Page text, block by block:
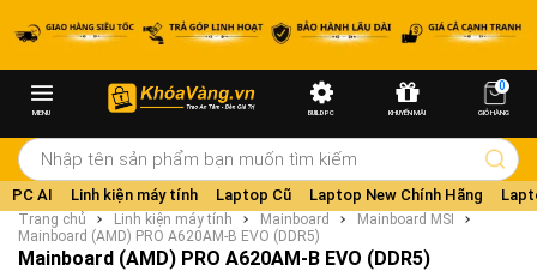
MENU BUILD PC KHUYẾN MÃI
0
GIỎ HÀNG
PC AI Linh kiện máy tính Laptop Cũ Laptop New Chính Hãng
Trang chủ Linh kiện máy tính Mainboard
Mainboard MSI
Mainboard (AMD) PRO A620AM-B EVO (DDR5)
Mainboard (AMD) PRO A620AM-B EVO (DDR5)